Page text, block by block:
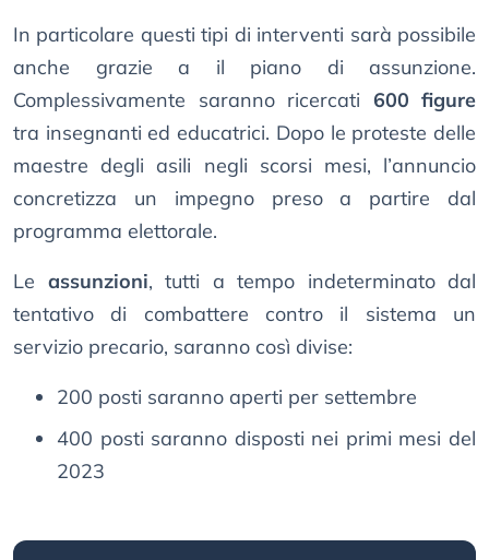
In particolare questi tipi di interventi sarà possibile
anche grazie a il piano di assunzione.
Complessivamente saranno ricercati 600 figure
tra insegnanti ed educatrici. Dopo le proteste delle
maestre degli asili negli scorsi mesi, l’annuncio
concretizza un impegno preso a partire dal
programma elettorale.
Le assunzioni, tutti a tempo indeterminato dal
tentativo di combattere contro il sistema un
servizio precario, saranno così divise:
200 posti saranno aperti per settembre
400 posti saranno disposti nei primi mesi del
2023